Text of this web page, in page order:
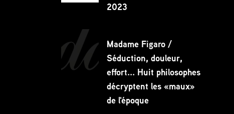
2023
Madame Figaro /
Séduction, douleur,
effort... Huit philosophes
décryptent les «maux»
de l'époque